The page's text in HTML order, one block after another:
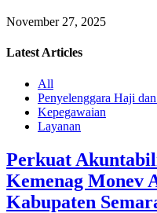
November 27, 2025
Latest Articles
All
Penyelenggara Haji
Kepegawaian
Layanan
Perkuat
Kemenag Monev
Kabupaten